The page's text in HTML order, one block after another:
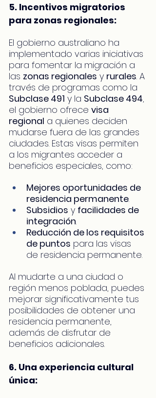
5. Incentivos migratorios
para zonas regionales:
El gobierno australiano ha
implementado varias iniciativas
para fomentar la migración a
las zonas regionales y rurales. A
través de programas como la
Subclase 491 y la Subclase 494,
el gobierno ofrece visa
regional a quienes deciden
mudarse fuera de las grandes
ciudades. Estas visas permiten
a los migrantes acceder a
beneficios especiales, como:
Mejores oportunidades de
residencia permanente.
Subsidios y facilidades de
integración.
Reducción de los requisitos
de puntos para las visas
de residencia permanente.
Al mudarte a una ciudad o
región menos poblada, puedes
mejorar significativamente tus
posibilidades de obtener una
residencia permanente,
además de disfrutar de
beneficios adicionales.
6. Una experiencia cultural
única: